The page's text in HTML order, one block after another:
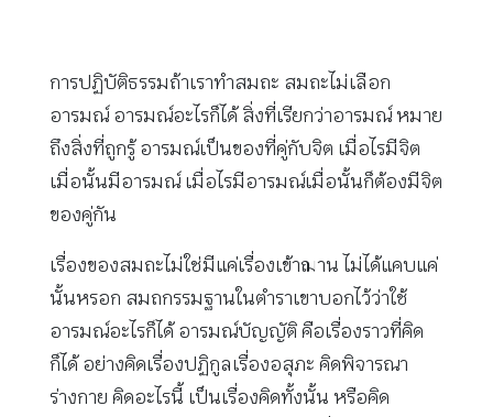
การปฏิบัติธรรมถ้าเราทำสมถะ สมถะไม่เลือก
อารมณ์ อารมณ์อะไรก็ได้ สิ่งที่เรียกว่าอารมณ์ หมาย
ถึงสิ่งที่ถูกรู้ อารมณ์เป็นของที่คู่กับจิต เมื่อไรมีจิต
เมื่อนั้นมีอารมณ์ เมื่อไรมีอารมณ์เมื่อนั้นก็ต้องมีจิต
ของคู่กัน
เรื่องของสมถะไม่ใช่มีแค่เรื่องเข้าฌาน ไม่ได้แคบแค่
นั้นหรอก สมถกรรมฐานในตำราเขาบอกไว้ว่าใช้
อารมณ์อะไรก็ได้ อารมณ์บัญญัติ คือเรื่องราวที่คิด
ก็ได้ อย่างคิดเรื่องปฏิกูลเรื่องอสุภะ คิดพิจารณา
ร่างกาย คิดอะไรนี้ เป็นเรื่องคิดทั้งนั้น หรือคิด